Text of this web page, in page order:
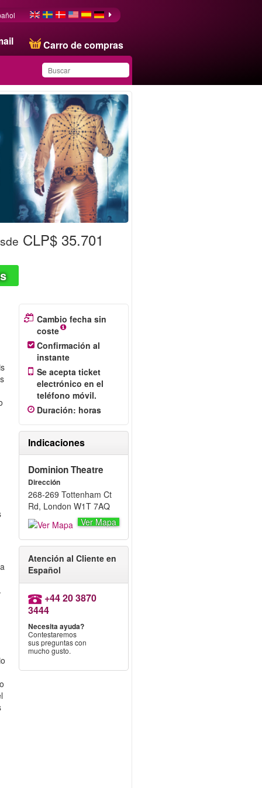
Carro de compras
Ha guardado este
producto en su lista
CLP$ 35.701
Cambio fecha sin
coste
Confirmación al
instante
Se acepta ticket
electrónico en el
teléfono móvil.
Duración: horas
Indicaciones
Dominion Theatre
Dirección
268-269 Tottenham Ct
Rd, London W1T 7AQ
Ver Mapa
Atención al Cliente en
Español
+44 20 3870
3444
Necesita ayuda?
Contestaremos
sus preguntas con
mucho gusto.